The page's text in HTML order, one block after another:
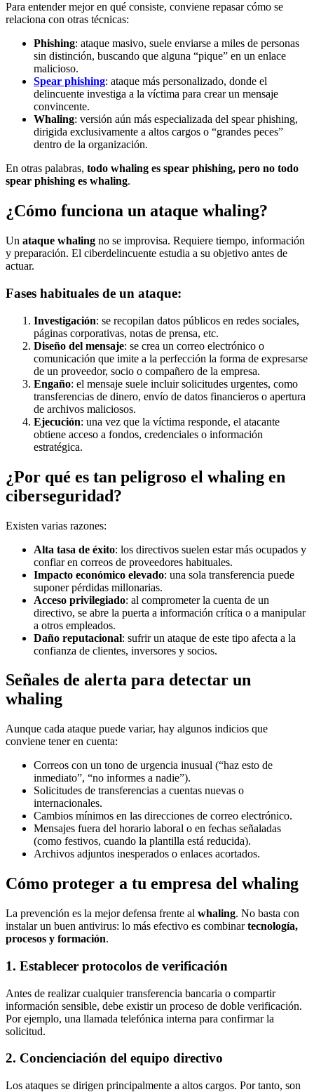
Para entender mejor en qué consiste, conviene repasar cómo se
relaciona con otras técnicas:
Phishing: ataque masivo, suele enviarse a miles de personas
sin distinción, buscando que alguna “pique” en un enlace
malicioso.
Spear phishing: ataque más personalizado, donde el
delincuente investiga a la víctima para crear un mensaje
convincente.
Whaling: versión aún más especializada del spear phishing,
dirigida exclusivamente a altos cargos o “grandes peces”
dentro de la organización.
En otras palabras, todo whaling es spear phishing, pero no todo
spear phishing es whaling.
¿Cómo funciona un ataque whaling?
Un ataque whaling no se improvisa. Requiere tiempo, información
y preparación. El ciberdelincuente estudia a su objetivo antes de
actuar.
Fases habituales de un ataque:
Investigación: se recopilan datos públicos en redes sociales,
páginas corporativas, notas de prensa, etc.
Diseño del mensaje: se crea un correo electrónico o
comunicación que imite a la perfección la forma de expresarse
de un proveedor, socio o compañero de la empresa.
Engaño: el mensaje suele incluir solicitudes urgentes, como
transferencias de dinero, envío de datos financieros o apertura
de archivos maliciosos.
Ejecución: una vez que la víctima responde, el atacante
obtiene acceso a fondos, credenciales o información
estratégica.
¿Por qué es tan peligroso el whaling en
ciberseguridad?
Existen varias razones:
Alta tasa de éxito: los directivos suelen estar más ocupados y
confiar en correos de proveedores habituales.
Impacto económico elevado: una sola transferencia puede
suponer pérdidas millonarias.
Acceso privilegiado: al comprometer la cuenta de un
directivo, se abre la puerta a información crítica o a manipular
a otros empleados.
Daño reputacional: sufrir un ataque de este tipo afecta a la
confianza de clientes, inversores y socios.
Señales de alerta para detectar un
whaling
Aunque cada ataque puede variar, hay algunos indicios que
conviene tener en cuenta:
Correos con un tono de urgencia inusual (“haz esto de
inmediato”, “no informes a nadie”).
Solicitudes de transferencias a cuentas nuevas o
internacionales.
Cambios mínimos en las direcciones de correo electrónico.
Mensajes fuera del horario laboral o en fechas señaladas
(como festivos, cuando la plantilla está reducida).
Archivos adjuntos inesperados o enlaces acortados.
Cómo proteger a tu empresa del whaling
La prevención es la mejor defensa frente al whaling. No basta con
instalar un buen antivirus: lo más efectivo es combinartecnología,
procesos y formación.
1. Establecer protocolos de verificación
Antes de realizar cualquier transferencia bancaria o compartir
información sensible, debe existir un proceso de doble verificación.
Por ejemplo, una llamada telefónica interna para confirmar la
solicitud.
2. Concienciación del equipo directivo
Los ataques se dirigen principalmente a altos cargos. Por tanto, son